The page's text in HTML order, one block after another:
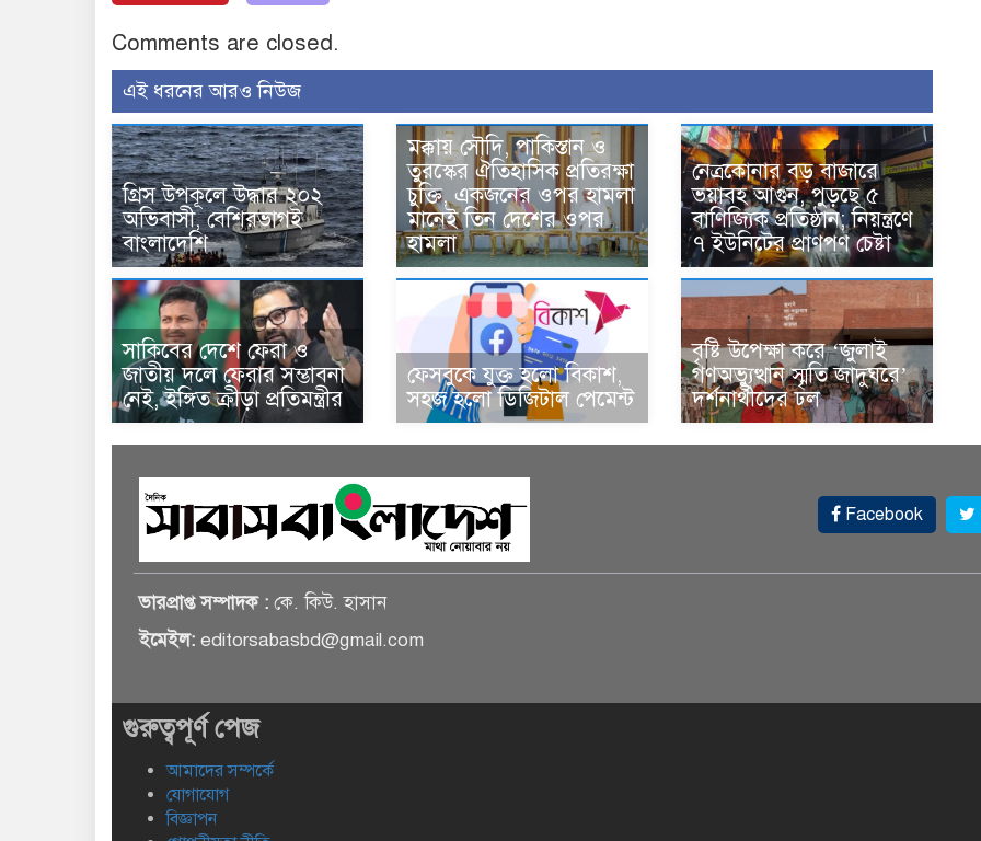
Comments are closed.
এই ধরনের আরও নিউজ
গ্রিস উপকূলে উদ্ধার ২০২
অভিবাসী, বেশিরভাগই
বাংলাদেশি
মক্কায় সৌদি, পাকিস্তান ও
তুরস্কের ঐতিহাসিক প্রতিরক্ষা
চুক্তি, একজনের ওপর হামলা
মানেই তিন দেশের ওপর
হামলা
নেত্রকোনার বড় বাজারে
ভয়াবহ আগুন, পুড়ছে ৫
বাণিজ্যিক প্রতিষ্ঠান; নিয়ন্ত্রণে
৭ ইউনিটের প্রাণপণ চেষ্টা
সাকিবের দেশে ফেরা ও
জাতীয় দলে ফেরার সম্ভাবনা
নেই, ইঙ্গিত ক্রীড়া প্রতিমন্ত্রীর
ফেসবুকে যুক্ত হলো বিকাশ,
সহজ হলো ডিজিটাল পেমেন্ট
বৃষ্টি উপেক্ষা করে ‘জুলাই
গণঅভ্যুত্থান স্মৃতি জাদুঘরে’
দর্শনার্থীদের ঢল
Facebook
ভারপ্রাপ্ত সম্পাদক : কে. কিউ. হাসান
ইমেইল: editorsabasbd@gmail.com
গুরুত্বপূর্ণ পেজ
আমাদের সম্পর্কে
যোগাযোগ
বিজ্ঞাপন